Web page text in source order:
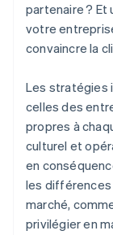
Une année
50 000 $ en
partenaire ? Et
votre
convaincre la
Les stratégies
celles des
propres à
culturel et
en
les différences
marché,
privilégier en